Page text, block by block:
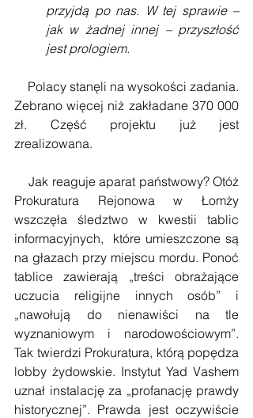
przyjdą po nas. W tej sprawie –
jak w żadnej innej – przyszłość
jest prologiem.
Polacy stanęli na wysokości zadania.
Zebrano więcej niż zakładane 370 000
zł. Część projektu już jest
zrealizowana.
Jak reaguje aparat państwowy? Otóż
Prokuratura Rejonowa w Łomży
wszczęła śledztwo w kwestii tablic
informacyjnych,  które umieszczone są
na głazach przy miejscu mordu. Ponoć
tablice zawierają „treści obrażające
uczucia religijne innych osób” i
„nawołują do nienawiści na tle
wyznaniowym i narodowościowym”.
Tak twierdzi Prokuratura, którą popędza
lobby żydowskie. Instytut Yad Vashem
uznał instalację za „profanację prawdy
historycznej”. Prawda jest oczywiście